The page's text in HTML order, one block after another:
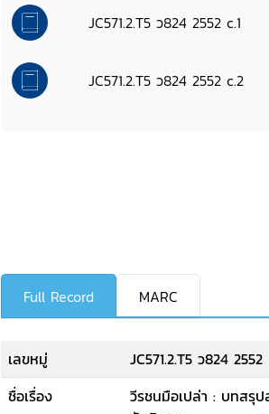
JC571.2.T5 ว824 2552 c.1
JC571.2.T5 ว824 2552 c.2
Full Record MARC
เลขหมู่
JC571.2.T5 ว824 2552
ชื่อเรื่อง
วีรชนมือเปล่า : บทสรุ